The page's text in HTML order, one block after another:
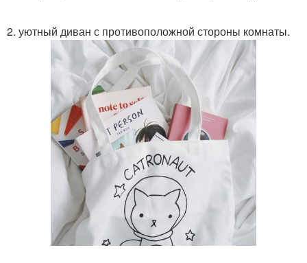
2. уютный диван с противоположной стороны комнаты.